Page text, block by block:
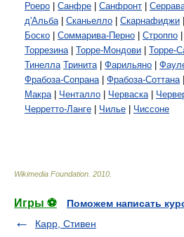
Роеро
Санфре Санфронт
д'Альба| Сканьелло Скарнафиджи
Боско
Соммарива-Перно Строппо
Торрезина| Торре-Мондови Торре-
Тинелла Тринита| Фарильяно
Фрабоза-Сопрана| Фрабоза-Соттана|
Макра| Ченталло Черваска|
Черретто-Ланге
Чилье Чиссоне
Wikimedia Foundation 2010
Игры ⚽
Поможем написать
Карр, Стивен